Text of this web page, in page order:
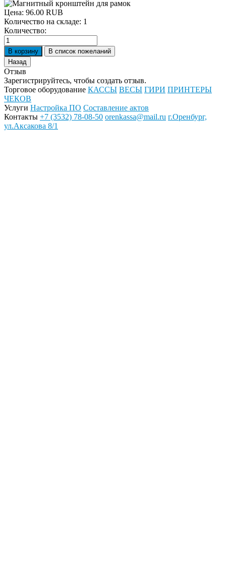
Цена: 96.00 RUB
Количество на складе: 1
Количество:
Отзыв
Зарегистрируйтесь, чтобы создать отзыв.
Торговое оборудование КАССЫ ВЕСЫ ГИРИ ПРИНТЕРЫ
ЧЕКОВ
Услуги Настройка ПО Составление актов
Контакты +7 (3532) 78-08-50 orenkassa@mail.ru г.Оренбург,
ул.Аксакова 8/1